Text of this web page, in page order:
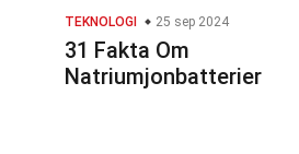
TEKNOLOGI 25 sep 2024
31 Fakta Om
Natriumjonbatterier